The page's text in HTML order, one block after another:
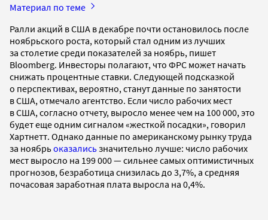
Материал по теме
Ралли акций в США в декабре почти остановилось после
ноябрьского роста, который стал одним из лучших
за столетие среди показателей за ноябрь, пишет
Bloomberg. Инвесторы полагают, что ФРС может начать
снижать процентные ставки. Следующей подсказкой
о перспективах, вероятно, станут данные по занятости
в США, отмечало агентство. Если число рабочих мест
в США, согласно отчету, выросло менее чем на 100 000, это
будет еще одним сигналом «жесткой посадки», говорил
Хартнетт. Однако данные по американскому рынку труда
за ноябрьоказалисьзначительно лучше: число рабочих
мест выросло на 199 000 — сильнее самых оптимистичных
прогнозов, безработица снизилась до 3,7%, а средняя
почасовая заработная плата выросла на 0,4%.